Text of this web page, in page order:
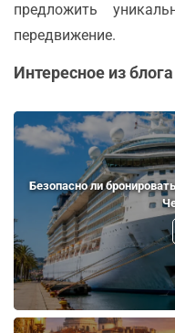
предложить
передвижение.
Интересное из блога
Безопасно ли